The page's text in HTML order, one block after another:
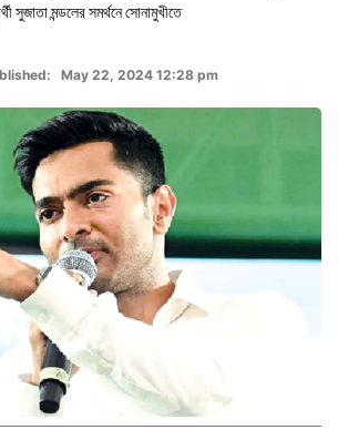
সুজাতা মন্ডলের সমর্থনে সোনামুখীতে
May 22, 2024 12:28 pm